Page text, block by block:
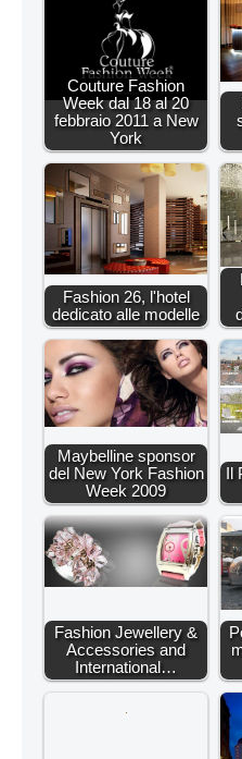
Couture Fashion
Week dal 18 al 20
febbraio 2011 a New
York
Fashion 26, l'hotel
dedicato alle modelle
Maybelline sponsor
del New York Fashion
Week 2009
Il
Fashion Jewellery &
Accessories and
International…